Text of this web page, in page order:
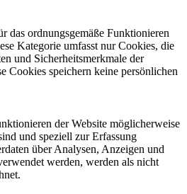
das ordnungsgemäße Funktionieren
Kategorie umfasst nur Cookies, die
und Sicherheitsmerkmale der
Cookies speichern keine persönlichen
der Website möglicherweise
und speziell zur Erfassung
über Analysen, Anzeigen und
werden, werden als nicht